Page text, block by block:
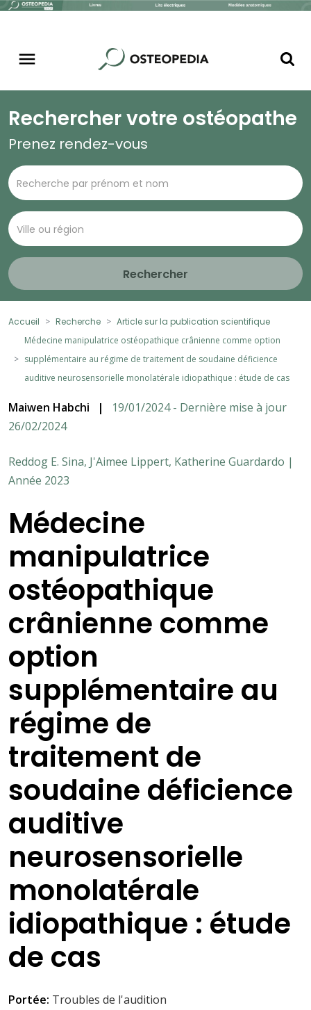
Rechercher votre ostéopathe
Prenez rendez-vous
Rechercher
Accueil Recherche
Article sur la publication scientifique
Médecine manipulatrice ostéopathique crânienne comme option
supplémentaire au régime de traitement de soudaine déficience
auditive neurosensorielle monolatérale idiopathique : étude de cas
Maiwen Habchi |
19/01/2024 - Dernière mise à jour
26/02/2024
Reddog E. Sina, J'Aimee Lippert, Katherine Guardardo |
Année 2023
Médecine
manipulatrice
ostéopathique
crânienne comme
option
supplémentaire au
régime de
traitement de
soudaine déficience
auditive
neurosensorielle
monolatérale
idiopathique : étude
de cas
Portée: Troubles de l'audition